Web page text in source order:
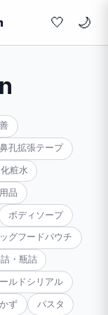
🤍
鼻孔拡張テープ
化粧水
品
ボディソープ
ッグフードパウチ
・瓶詰
ルドシリアル
ず パスタ